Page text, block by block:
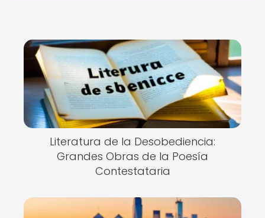
Literatura de la Desobediencia:
Grandes Obras de la Poesía
Contestataria